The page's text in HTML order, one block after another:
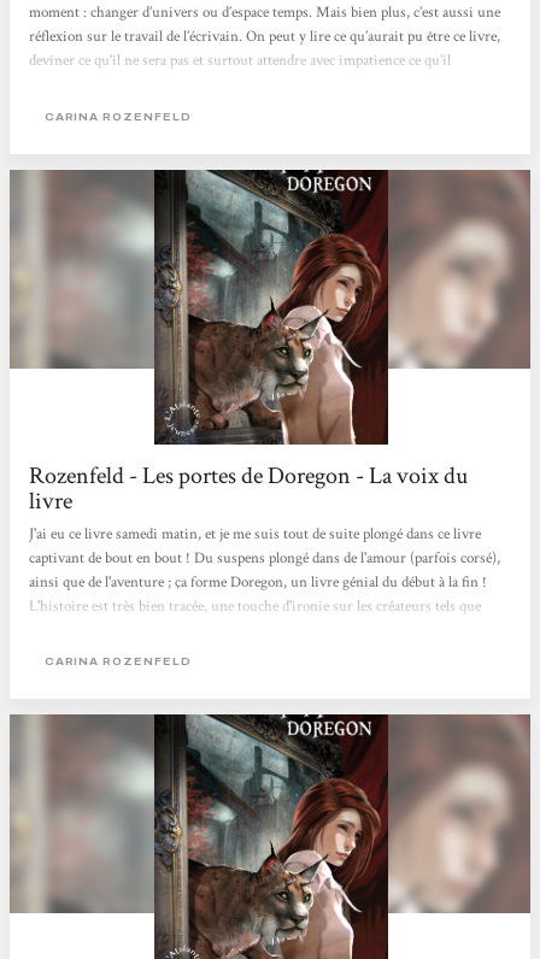
moment : changer d’univers ou d’espace temps. Mais bien plus, c’est aussi une
réflexion sur le travail de l’écrivain. On peut y lire ce qu’aurait pu être ce livre,
deviner ce qu’il ne sera pas et surtout attendre avec impatience ce qu’il
[...] Un récit captivant, alerte, rythmé, en bref un petit délice. Un décor
CARINA ROZENFELD
Rozenfeld - Les portes de Doregon - La voix du
livre
J'ai eu ce livre samedi matin, et je me suis tout de suite plongé dans ce livre
captivant de bout en bout ! Du suspens plongé dans de l'amour (parfois corsé),
ainsi que de l'aventure ; ça forme Doregon, un livre génial du début à la fin !
L'histoire est très bien tracée, une touche d'ironie sur les créateurs tels que
... on pourrait s'y perdre, mais Carina aux mains, on s'y retrouve ! Car je trouve
Doregon et revenir une...
CARINA ROZENFELD